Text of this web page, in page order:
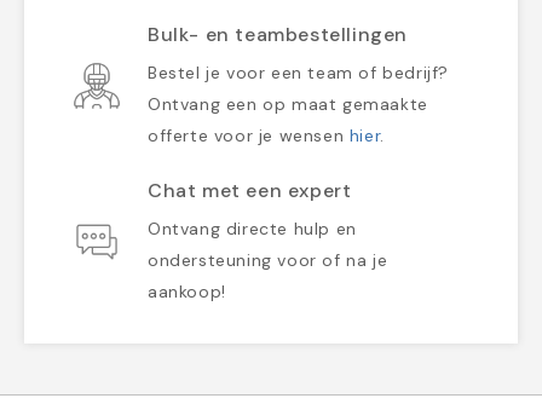
Bulk- en teambestellingen
Bestel je voor een team of bedrijf?
Ontvang een op maat gemaakte
offerte voor je wensen hier.
Chat met een expert
Ontvang directe hulp en
ondersteuning voor of na je
aankoop!